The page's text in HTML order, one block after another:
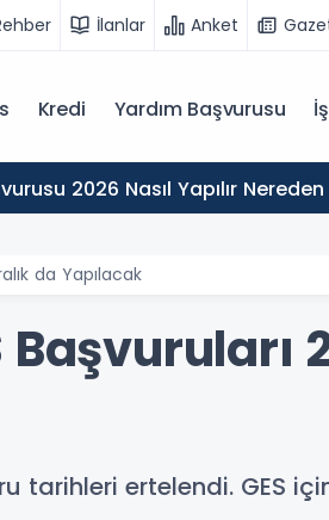
İlanlar Anket
Kredi Yardım Başvurusu
2026 Nasıl Yapılır Nereden
da Yapılacak
Başvuruları
tarihleri ertelendi. GES